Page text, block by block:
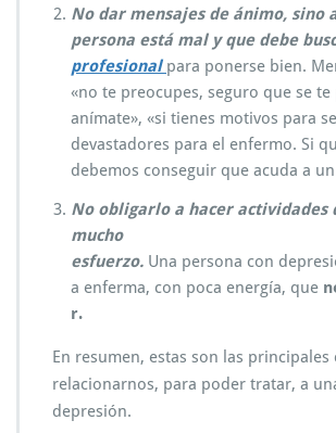
No dar mensajes de ánimo, sino
persona está mal y que debe
profesional para ponerse bien.
«no te preocupes, seguro que se te
anímate», «si tienes motivos para
devastadores para el enfermo. Si
debemos conseguir que acuda a
No obligarlo a hacer actividades
mucho
esfuerzo. Una persona con
a enferma, con poca energía, que
r.
En resumen, estas son las
relacionarnos, para poder tratar, a
depresión.